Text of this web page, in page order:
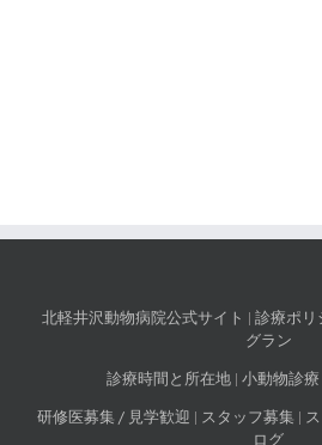
北軽井沢動物病院公式サイト | 診療ポリ
グラン
診療時間と所在地| 小動物診療
研修医募集 / 見学歓迎 | スタッフ募集 |
ログ